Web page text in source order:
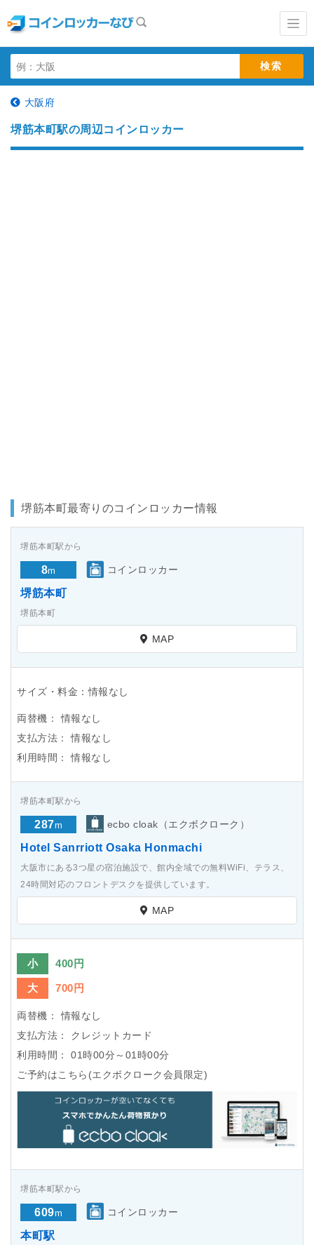
大阪府
堺筋本町駅の周辺コインロッカー
堺筋本町最寄りのコインロッカー情報
堺筋本町駅から
8m コインロッカー
堺筋本町
堺筋本町
MAP
サイズ・料金：情報なし
両替機：
情報なし
支払方法：
情報なし
利用時間：
情報なし
堺筋本町駅から
287m ecbo cloak（エクボクローク）
Hotel Sanrriott Osaka Honmachi
大阪市にある3つ星の宿泊施設で、館内全域での無料WiFi、テラス、
24時間対応のフロントデスクを提供しています。
MAP
小 400円
大 700円
両替機：
情報なし
支払方法：
クレジットカード
利用時間：
01時00分～01時00分
ご予約はこちら(エクボクローク会員限定)
堺筋本町駅から
609m コインロッカー
本町駅